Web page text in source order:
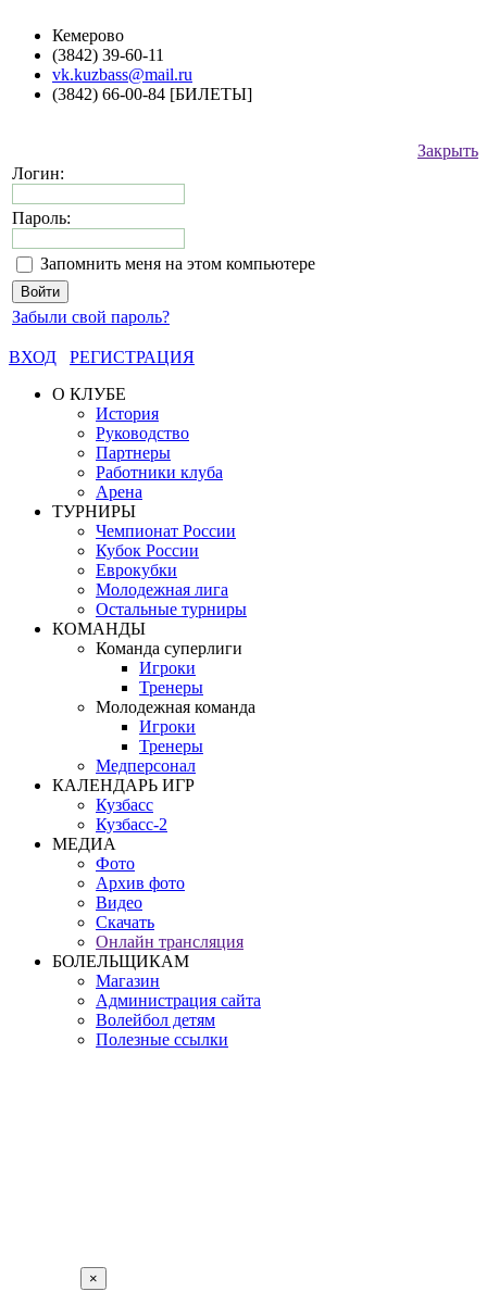
Кемерово
(3842) 39-60-11
vk.kuzbass@mail.ru
(3842) 66-00-84 [БИЛЕТЫ]
Закрыть
Логин:
Пароль:
Запомнить меня на этом компьютере
Забыли свой пароль?
ВХОД
РЕГИСТРАЦИЯ
О КЛУБЕ
История
Руководство
Партнеры
Работники клуба
Арена
ТУРНИРЫ
Чемпионат России
Кубок России
Еврокубки
Молодежная лига
Остальные турниры
КОМАНДЫ
Команда суперлиги
Игроки
Тренеры
Молодежная команда
Игроки
Тренеры
Медперсонал
КАЛЕНДАРЬ ИГР
Кузбасс
Кузбасс-2
МЕДИА
Фото
Архив фото
Видео
Скачать
Онлайн трансляция
БОЛЕЛЬЩИКАМ
Магазин
Администрация сайта
Волейбол детям
Полезные ссылки
×